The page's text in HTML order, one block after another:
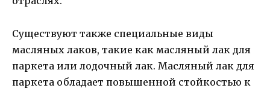
Существуют также специальные виды
масляных лаков, такие как масляный лак для
паркета или лодочный лак. Масляный лак для
паркета обладает повышенной стойкостью к